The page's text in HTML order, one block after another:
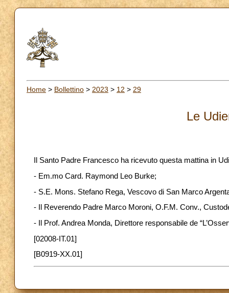
Home > Bollettino > 2023 > 12 > 29
Le
Il Santo Padre Francesco ha ricevuto questa mattina in
- Em.mo Card. Raymond Leo Burke;
- S.E. Mons. Stefano Rega, Vescovo di San Marco
- Il Reverendo Padre Marco Moroni, O.F.M. Conv.,
- Il Prof. Andrea Monda, Direttore responsabile de
[02008-IT.01]
[B0919-XX.01]